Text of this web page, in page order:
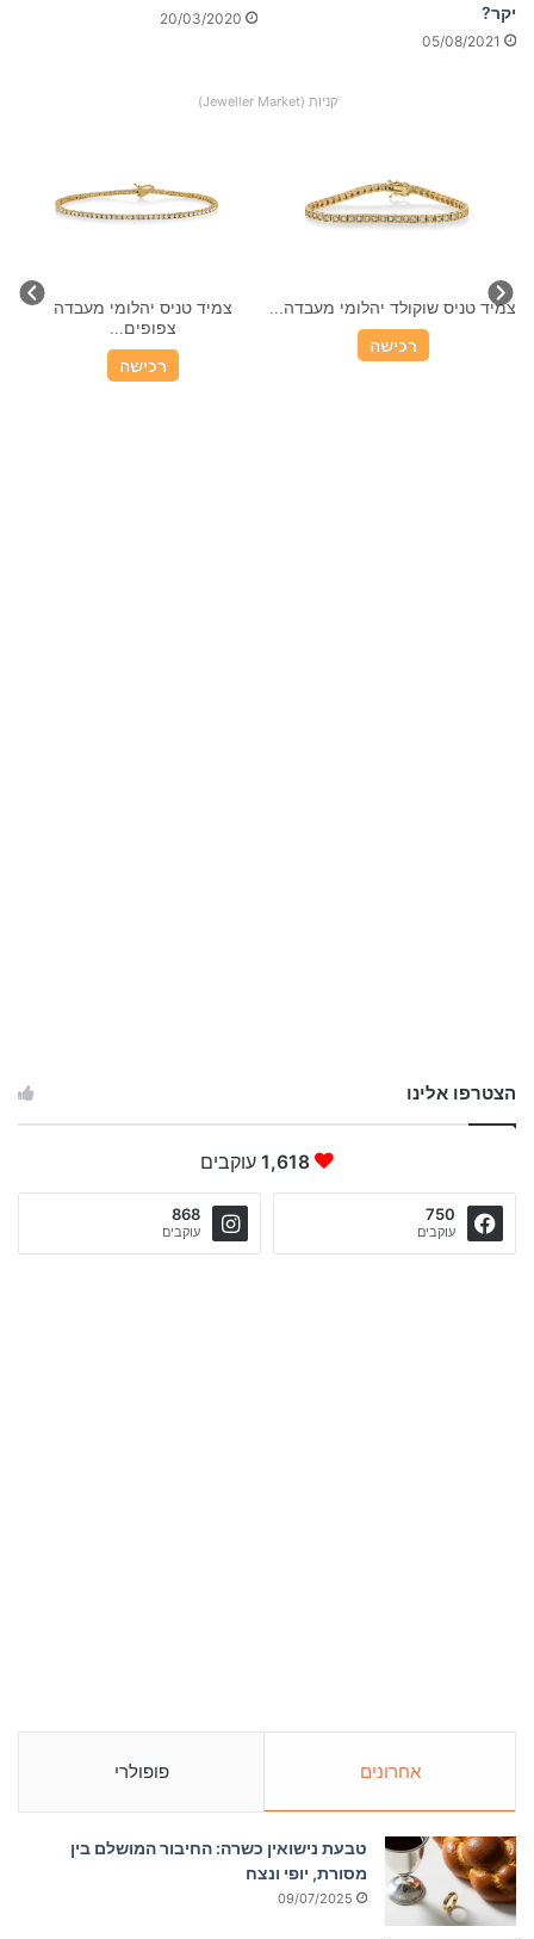
יקר?
05/08/2021
20/03/2020
קניות (Jeweller Market)
צמיד טניס יהלומי מעבדה
צפופים...
רכישה
צמיד טניס שוקולד יהלומי מעבדה...
רכישה
הצטרפו אלינו
1,618 עוקבים
750
עוקבים
868
עוקבים
אחרונים פופולרי
טבעת נישואין כשרה: החיבור המושלם בין
מסורת, יופי ונצח
09/07/2025